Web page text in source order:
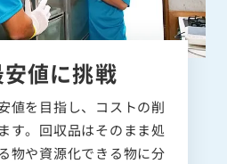
値に挑戦
値を目指し、コストの削
す。回収品はそのまま処
物や資源化できる物に分